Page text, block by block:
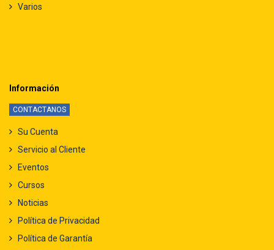
Varios
Información
CONTACTANOS
Su Cuenta
Servicio al Cliente
Eventos
Cursos
Noticias
Política de Privacidad
Política de Garantía